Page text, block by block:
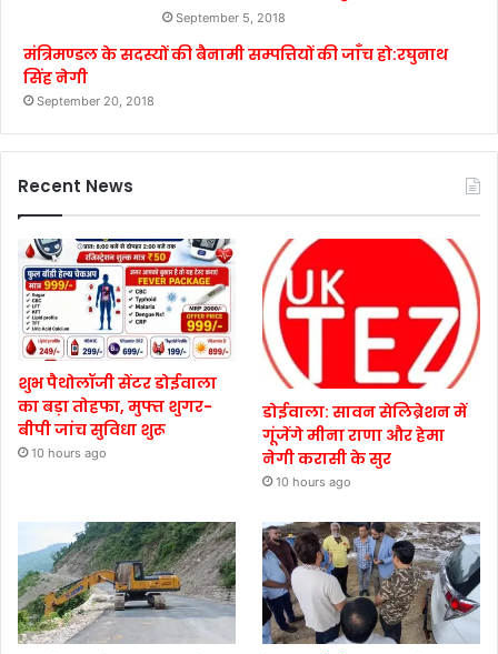
September 5, 2018
मंत्रिमण्डल के सदस्यों की बैनामी सम्पत्तियों की जाँच हो:रघुनाथ
सिंह नेगी
September 20, 2018
Recent News
शुभ पैथोलॉजी सेंटर डोईवाला
का बड़ा तोहफा, मुफ्त शुगर-
बीपी जांच सुविधा शुरू
10 hours ago
डोईवाला: सावन सेलिब्रेशन में
गूंजेंगे मीना राणा और हेमा
नेगी करासी के सुर
10 hours ago